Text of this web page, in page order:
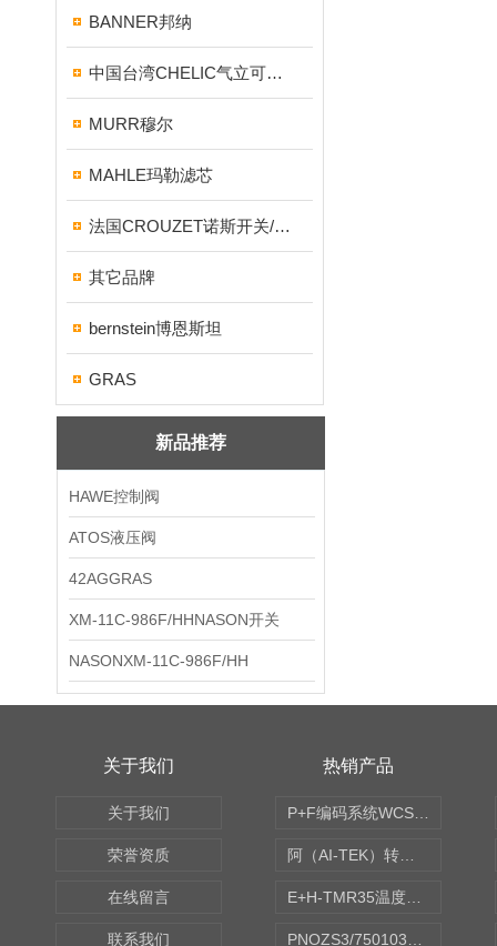
BANNER邦纳
中国台湾CHELIC气立可气缸/电磁阀
MURR穆尔
MAHLE玛勒滤芯
法国CROUZET诺斯开关/继电器
其它品牌
bernstein博恩斯坦
GRAS
新品推荐
HAWE控制阀
ATOS液压阀
42AGGRAS
XM-11C-986F/HHNASON开关
NASONXM-11C-986F/HH
关于我们
关于我们
荣誉资质
在线留言
联系我们
热销产品